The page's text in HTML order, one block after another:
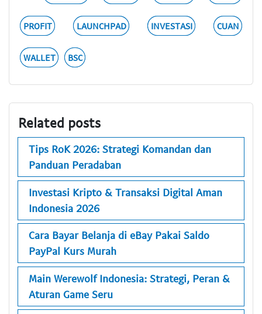
PROFIT LAUNCHPAD INVESTASI CUAN
WALLET BSC
Related posts
Tips RoK 2026: Strategi Komandan dan
Panduan Peradaban
Investasi Kripto & Transaksi Digital Aman
Indonesia 2026
Cara Bayar Belanja di eBay Pakai Saldo
PayPal Kurs Murah
Main Werewolf Indonesia: Strategi, Peran &
Aturan Game Seru